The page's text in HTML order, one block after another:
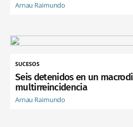
Arnau Raimundo
SUCESOS
Seis detenidos en un
multirreincidencia
Arnau Raimundo